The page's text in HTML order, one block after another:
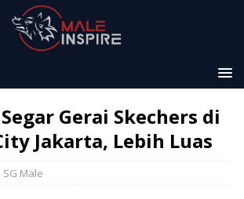
Gerai Skechers di
Jakarta, Lebih Luas
SG Male